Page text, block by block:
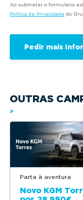
Ao submeter o formulário
Política de Privacidade do
OUTRAS
>
Parta à aventura
Novo KGM